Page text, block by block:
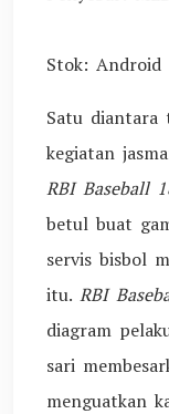
Stok: Android
Satu diantara
kegiatan
RBI Baseball
betul buat
servis bisbol
itu. RBI
diagram
sari
menguatkan